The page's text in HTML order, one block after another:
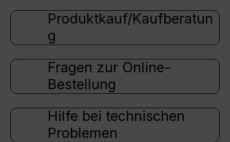
Produktkauf/Kaufberatun
g
Fragen zur Online-
Bestellung
Hilfe bei technischen
Problemen